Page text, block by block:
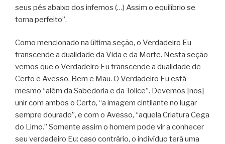
seus pés abaixo dos infernos (…) Assim o equilíbrio se
torna perfeito”.
Como mencionado na última seção, o Verdadeiro Eu
transcende a dualidade da Vida e da Morte. Nesta seção
vemos que o Verdadeiro Eu transcende a dualidade de
Certo e Avesso, Bem e Mau. O Verdadeiro Eu está
mesmo “além da Sabedoria e da Tolice”. Devemos [nos]
unir com ambos o Certo, “a imagem cintilante no lugar
sempre dourado”, e com o Avesso, “aquela Criatura Cega
do Limo.” Somente assim o homem pode vir a conhecer
seu verdadeiro Eu: caso contrário, o indivíduo terá uma